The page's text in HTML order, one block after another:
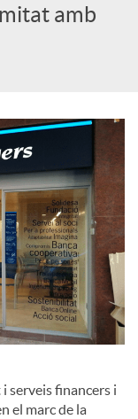
amb
serveis financers i
el marc de la